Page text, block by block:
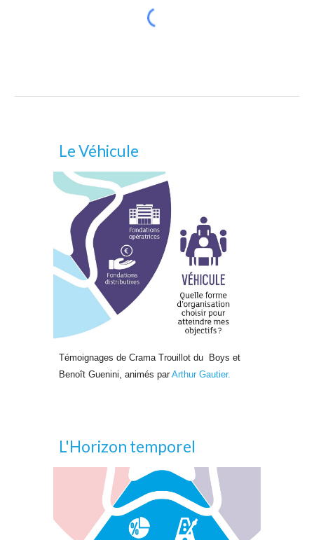
Le Véhicule
Témoignages de Crama Trouillot du Boys et
Benoît Guenini, animés par Arthur Gautier.
L'Horizon temporel